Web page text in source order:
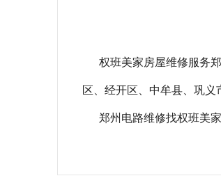
权班美家房屋维修服务
区、经开区、中牟县、巩义
郑州电路维修找权班美